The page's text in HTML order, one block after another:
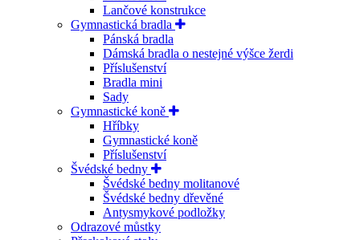
Lančové konstrukce
Gymnastická bradla
Pánská bradla
Dámská bradla o nestejné výšce žerdi
Příslušenství
Bradla mini
Sady
Gymnastické koně
Hříbky
Gymnastické koně
Příslušenství
Švédské bedny
Švédské bedny molitanové
Švédské bedny dřevěné
Antysmykové podložky
Odrazové můstky